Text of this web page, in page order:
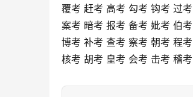
覆考 赶考 高考 勾考 钩考 过考
案考 暗考 报考 备考 妣考 伯考
博考 补考 查考 察考 朝考 程考
核考 胡考 皇考 会考 击考 稽考